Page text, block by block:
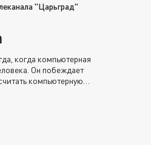
"Царьград"
когда компьютерная
Он побеждает
компьютерную